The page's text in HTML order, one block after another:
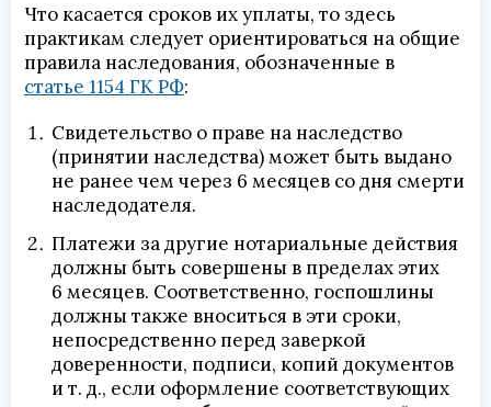
Что касается сроков их уплаты, то здесь
практикам следует ориентироваться на общие
правила наследования, обозначенные в
статье 1154 ГК РФ:
Свидетельство о праве на наследство
(принятии наследства) может быть выдано
не ранее чем через 6 месяцев со дня смерти
наследодателя.
Платежи за другие нотариальные действия
должны быть совершены в пределах этих
6 месяцев. Соответственно, госпошлины
должны также вноситься в эти сроки,
непосредственно перед заверкой
доверенности, подписи, копий документов
и т. д., если оформление соответствующих